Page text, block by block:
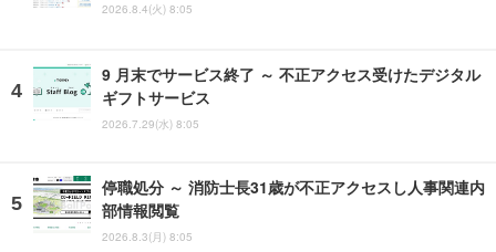
2026.8.4(火) 8:05
9 月末でサービス終了 ～ 不正アクセス受けたデジタル
ギフトサービス
2026.7.29(水) 8:05
停職処分 ～ 消防士長31歳が不正アクセスし人事関連内
部情報閲覧
2026.8.3(月) 8:05